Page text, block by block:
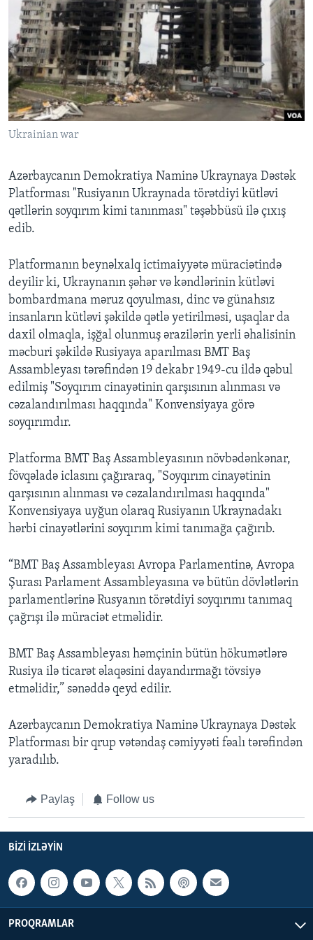
BIZI IZLƏYIN
Dillər
Ukrainian war
Azərbaycanın Demokratiya Naminə Ukraynaya Dəstək
Platforması "Rusiyanın Ukraynada törətdiyi kütləvi
qətllərin soyqırım kimi tanınması" təşəbbüsü ilə çıxış
edib.
Platformanın beynəlxalq ictimaiyyətə müraciətində
deyilir ki, Ukraynanın şəhər və kəndlərinin kütləvi
bombardmana məruz qoyulması, dinc və günahsız
insanların kütləvi şəkildə qətlə yetirilməsi, uşaqlar da
daxil olmaqla, işğal olunmuş ərazilərin yerli əhalisinin
məcburi şəkildə Rusiyaya aparılması BMT Baş
Assambleyası tərəfindən 19 dekabr 1949-cu ildə qəbul
edilmiş "Soyqırım cinayətinin qarşısının alınması və
cəzalandırılması haqqında" Konvensiyaya görə
soyqırımdır.
Platforma BMT Baş Assambleyasının növbədənkənar,
fövqəladə iclasını çağıraraq, "Soyqırım cinayətinin
qarşısının alınması və cəzalandırılması haqqında"
Konvensiyaya uyğun olaraq Rusiyanın Ukraynadakı
hərbi cinayətlərini soyqırım kimi tanımağa çağırıb.
“BMT Baş Assambleyası Avropa Parlamentinə, Avropa
Şurası Parlament Assambleyasına və bütün dövlətlərin
parlamentlərinə Rusyanın törətdiyi soyqırımı tanımaq
çağrışı ilə müraciət etməlidir.
BMT Baş Assambleyası həmçinin bütün hökumətlərə
Rusiya ilə ticarət əlaqəsini dayandırmağı tövsiyə
etməlidir,” sənəddə qeyd edilir.
Azərbaycanın Demokratiya Naminə Ukraynaya Dəstək
Platforması bir qrup vətəndaş cəmiyyəti fəalı tərəfindən
yaradılıb.
Paylaş Follow us
BIZI IZLƏYIN
PROQRAMLAR